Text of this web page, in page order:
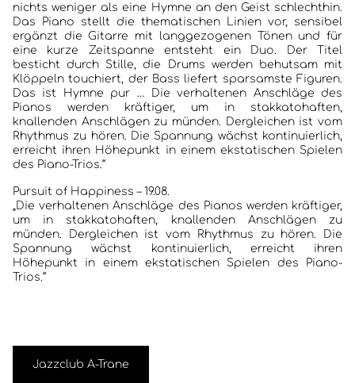
nichts weniger als eine Hymne an den Geist schlechthin.
Das Piano stellt die thematischen Linien vor, sensibel
ergänzt die Gitarre mit langgezogenen Tönen und für
eine kurze Zeitspanne entsteht ein Duo. Der Titel
besticht durch Stille, die Drums werden behutsam mit
Klöppeln touchiert, der Bass liefert sparsamste Figuren.
Das ist Hymne pur … Die verhaltenen Anschläge des
Pianos werden kräftiger, um in stakkatohaften,
knallenden Anschlägen zu münden. Dergleichen ist vom
Rhythmus zu hören. Die Spannung wächst kontinuierlich,
erreicht ihren Höhepunkt in einem ekstatischen Spielen
des Piano-Trios.“
Pursuit of Happiness – 19.08.
„Die verhaltenen Anschläge des Pianos werden kräftiger,
um in stakkatohaften, knallenden Anschlägen zu
münden. Dergleichen ist vom Rhythmus zu hören. Die
Spannung wächst kontinuierlich, erreicht ihren
Höhepunkt in einem ekstatischen Spielen des Piano-
Trios.“
Jazzclub A-Trane